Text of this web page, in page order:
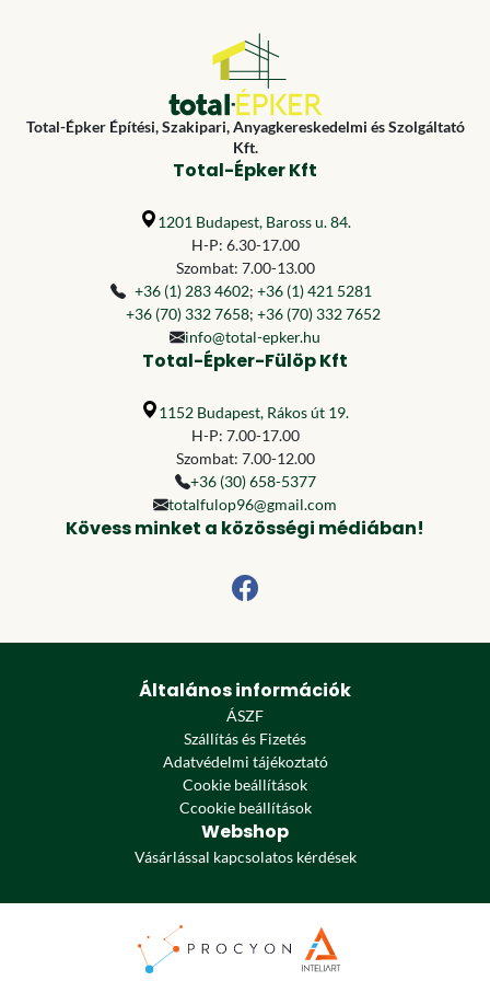
Total-Épker Építési, Szakipari, Anyagkereskedelmi és Szolgáltató
Kft.
Total-Épker Kft
1201 Budapest, Baross u. 84.
H-P: 6.30-17.00
Szombat: 7.00-13.00
+36 (1) 283 4602; +36 (1) 421 5281
+36 (70) 332 7658; +36 (70) 332 7652
info@total-epker.hu
Total-Épker-Fülöp Kft
1152 Budapest, Rákos út 19.
H-P: 7.00-17.00
Szombat: 7.00-12.00
+36 (30) 658-5377
totalfulop96@gmail.com
Kövess minket a közösségi médiában!
Általános információk
ÁSZF
Szállítás és Fizetés
Adatvédelmi tájékoztató
Cookie beállítások
Ccookie beállítások
Webshop
Vásárlással kapcsolatos kérdések